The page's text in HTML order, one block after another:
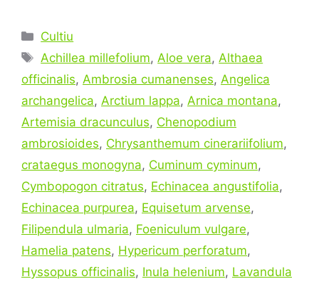
Categories
Cultiu
Tags
Achillea millefolium, Aloe vera, Althaea
officinalis, Ambrosia cumanenses, Angelica
archangelica, Arctium lappa, Arnica montana,
Artemisia dracunculus, Chenopodium
ambrosioides, Chrysanthemum cinerariifolium,
crataegus monogyna, Cuminum cyminum,
Cymbopogon citratus, Echinacea angustifolia,
Echinacea purpurea, Equisetum arvense,
Filipendula ulmaria, Foeniculum vulgare,
Hamelia patens, Hypericum perforatum,
Hyssopus officinalis, Inula helenium, Lavandula